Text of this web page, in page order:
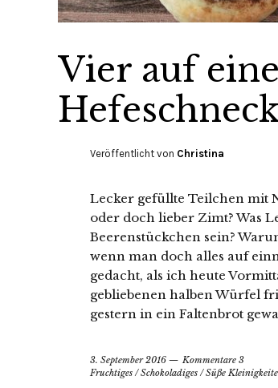
Vier auf
Veröffentlicht von Christina
Lecker gefüllte Teilchen mit
oder doch lieber Zimt? Was
Beerenstückchen sein?
wenn man doch alles auf
gedacht, als ich heute
gebliebenen halben Würfel
gestern in ein Faltenbrot
3. September 2016
Kommentare 3
Fruchtiges /Schokoladiges /Süße